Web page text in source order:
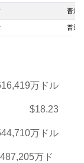
普通
普通
万ドル
$18.23
万ドル
万ド